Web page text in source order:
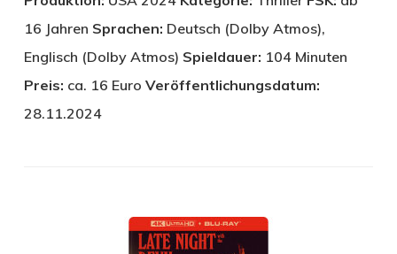
16 Jahren Sprachen: Deutsch (Dolby Atmos),
Englisch (Dolby Atmos) Spieldauer: 104 Minuten
Preis: ca. 16 Euro Veröffentlichungsdatum:
28.11.2024